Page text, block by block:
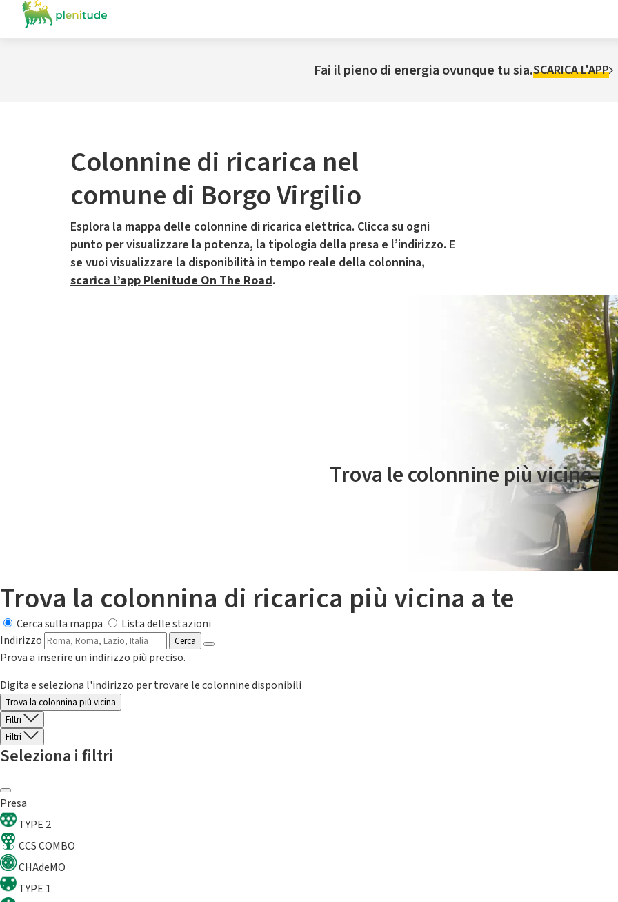
Fai il pieno di energia ovunque tu sia.SCARICA L'APP
Colonnine di ricarica nel
comune di Borgo Virgilio
Esplora la mappa delle colonnine di ricarica elettrica. Clicca su ogni
punto per visualizzare la potenza, la tipologia della presa e l’indirizzo. E
se vuoi visualizzare la disponibilità in tempo reale della colonnina,
scarica l’app Plenitude On The Road.
Il servizio di mobilità elettrica è gestito da Plenitude On The Road
Trova le colonnine più vicine.
Trova la colonnina di ricarica più vicina a te
Cerca sulla mappa
Lista delle stazioni
Indirizzo
Cerca
Prova a inserire un indirizzo più preciso.
Digita e seleziona l'indirizzo per trovare le colonnine disponibili
Trova la colonnina piú vicina
Filtri
Filtri
Seleziona i filtri
Presa
TYPE 2
CCS COMBO
CHAdeMO
TYPE 1